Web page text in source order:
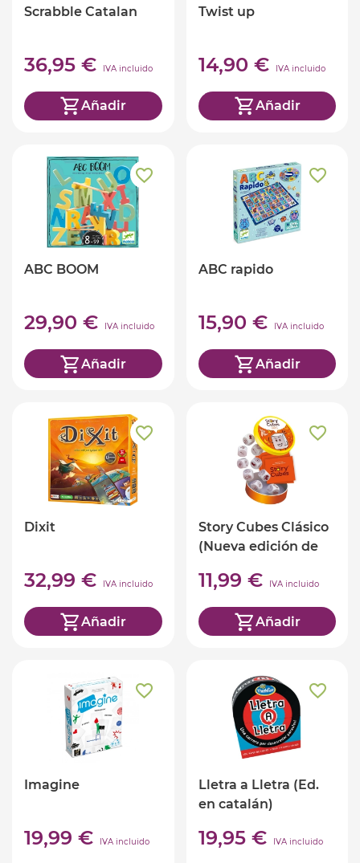
Scrabble Catalan
36,95 € IVA incluido
Añadir
Twist up
14,90 € IVA incluido
Añadir
ABC BOOM
29,90 € IVA incluido
Añadir
ABC rapido
15,90 € IVA incluido
Añadir
Dixit
32,99 € IVA incluido
Añadir
Story Cubes Clásico
(Nueva edición de
11,99 € IVA incluido
Añadir
Imagine
19,99 € IVA incluido
Lletra a Lletra (Ed.
en catalán)
19,95 € IVA incluido